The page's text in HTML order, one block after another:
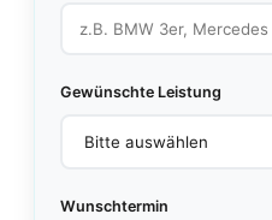
Gewünschte Leistung
Wunschtermin